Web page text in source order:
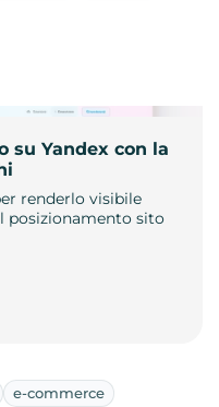
su Yandex con la
renderlo visibile
posizionamento sito
e-commerce